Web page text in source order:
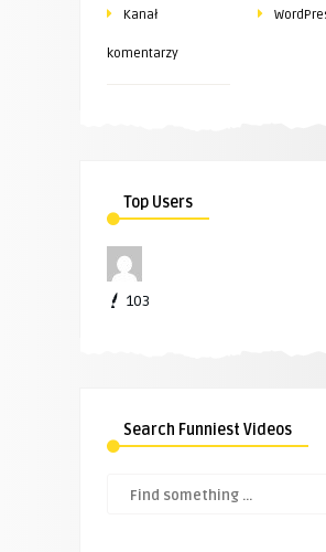
Kanał
komentarzy
Top Users
103
Search Funniest Videos